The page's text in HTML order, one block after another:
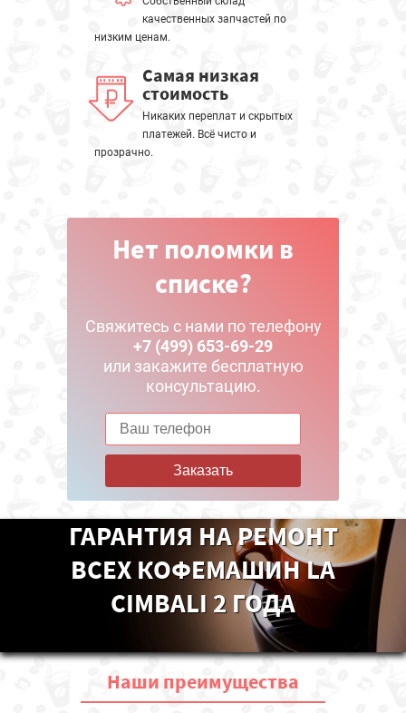
качественных запчастей по
низким ценам.
Самая низкая
стоимость
Никаких переплат и скрытых
платежей. Всё чисто и
прозрачно.
Нет поломки в
списке?
Свяжитесь с нами по телефону
+7 (499) 653-69-29
или закажите бесплатную
консультацию.
Заказать
ГАРАНТИЯ НА РЕМОНТ
ВСЕХ КОФЕМАШИН LA
CIMBALI 2 ГОДА
Наши преимущества